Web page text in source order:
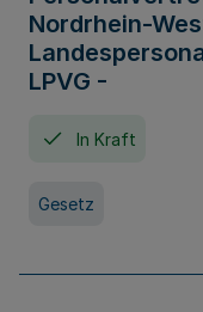
Nordrhein-
LPVG -
In Kraft
Gesetz